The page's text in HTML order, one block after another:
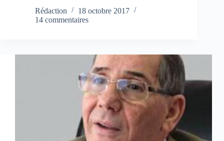
Rédaction
18 octobre 2017
14 commentaires